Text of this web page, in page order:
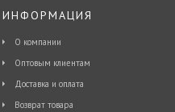
ИНФОРМАЦИЯ
О компании
Оптовым клиентам
Доставка и оплата
Возврат товара